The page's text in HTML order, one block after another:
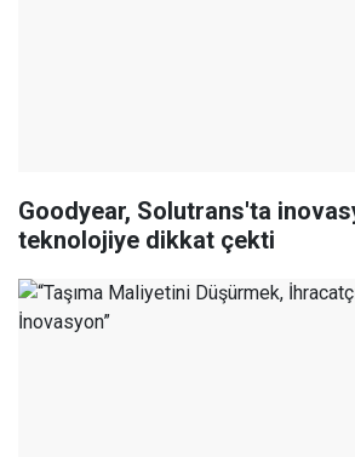
Goodyear, Solutrans'ta
teknolojiye dikkat çekti